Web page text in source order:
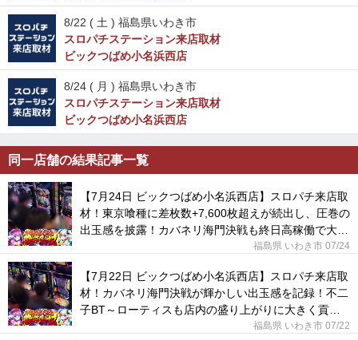
8/22 ( 土 ) 福島県いわき市
スロパチステーション来店取材
ビックつばめ小名浜西店
8/24 ( 月 ) 福島県いわき市
スロパチステーション来店取材
ビックつばめ小名浜西店
同一店舗の結果記事一覧
【7月24日 ビックつばめ小名浜西店】スロパチ来店取
材！東京喰種に差枚数+7,600枚超えが続出し、圧巻の
出玉感を披露！カバネリ海門決戦も終日高稼働で大盛
福島県 いわき市 07/24
【7月22日 ビックつばめ小名浜西店】スロパチ来店取
材！カバネリ海門決戦が輝かしい出玉感を記録！不二
子BT～ローティスも店内の盛り上がりに大きく貢献
福島県 いわき市 07/22